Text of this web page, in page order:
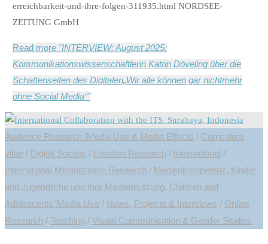
erreichbarkeit-und-ihre-folgen-311935.html NORDSEE-
ZEITUNG GmbH
Read more "INTERVIEW: August 2025:
Kommunikationswissenschaftlerin Katrin Döveling über die
Schattenseiten des Digitalen„Wir alle können gar nichtmehr
ohne Social Media“"
Audience Research /Media Use & Media Effects / Curriculum
vitae / Digital Society / Emotion Research / International /
International Mediatization Research / Medienkompetenz, Kinder
und Jugendliche und Ihre Mediennutzung, Children and
Adolescents’ Media Use / News, Projects & Interviews / Online
Research / Teaching / Visual Communication & Gender Studies